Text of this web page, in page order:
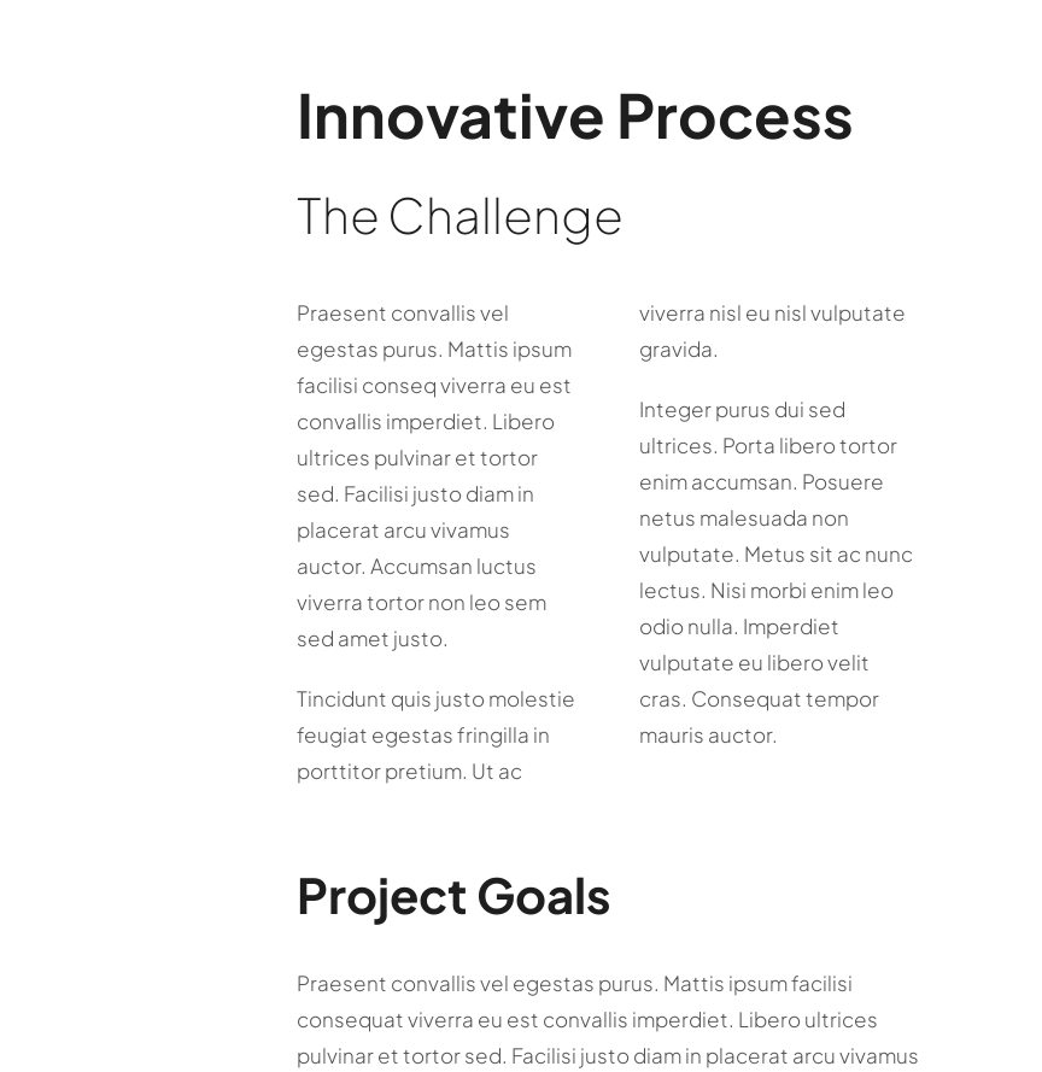
Innovative Process
The Challenge
Praesent convallis vel
egestas purus. Mattis ipsum
facilisi conseq viverra eu est
convallis imperdiet. Libero
ultrices pulvinar et tortor
sed. Facilisi justo diam in
placerat arcu vivamus
auctor. Accumsan luctus
viverra tortor non leo sem
sed amet justo.
Tincidunt quis justo molestie
feugiat egestas fringilla in
porttitor pretium. Ut ac
viverra nisl eu nisl vulputate
gravida.
Integer purus dui sed
ultrices. Porta libero tortor
enim accumsan. Posuere
netus malesuada non
vulputate. Metus sit ac nunc
lectus. Nisi morbi enim leo
odio nulla. Imperdiet
vulputate eu libero velit
cras. Consequat tempor
mauris auctor.
Project Goals
Praesent convallis vel egestas purus. Mattis ipsum facilisi
consequat viverra eu est convallis imperdiet. Libero ultrices
pulvinar et tortor sed. Facilisi justo diam in placerat arcu vivamus